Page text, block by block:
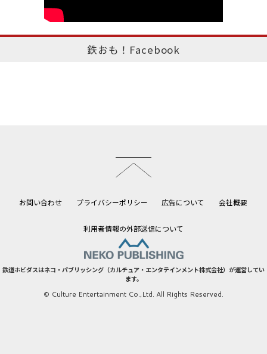
鉄おも！Facebook
お問い合わせ プライバシーポリシー 広告について 会社概要
利用者情報の外部送信について
鉄道ホビダスはネコ・パブリッシング（カルチュア・エンタテインメント株式会社）が運営してい
ます。
© Culture Entertainment Co.,Ltd. All Rights Reserved.